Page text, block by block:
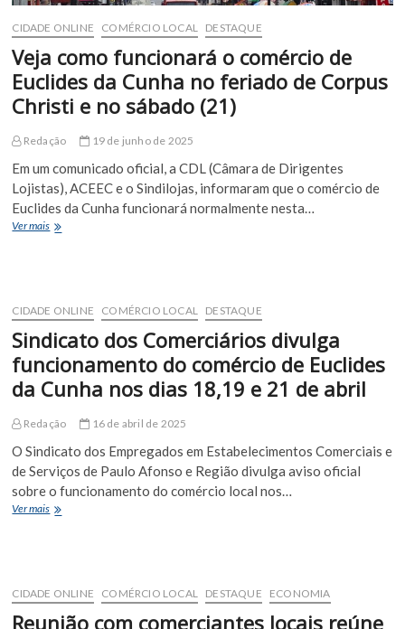
CIDADE ONLINE COMÉRCIO LOCAL DESTAQUE
Veja como funcionará o comércio de
Euclides da Cunha no feriado de Corpus
Christi e no sábado (21)
Redação 19 de junho de 2025
Em um comunicado oficial, a CDL (Câmara de Dirigentes
Lojistas), ACEEC e o Sindilojas, informaram que o comércio de
Euclides da Cunha funcionará normalmente nesta…
Ver maisVeja
de
Euclides
da
Cunha
no
feriado
Corpus
e
no
sábado
(21)
CIDADE ONLINE COMÉRCIO LOCAL DESTAQUE
Sindicato dos Comerciários divulga
funcionamento do comércio de Euclides
da Cunha nos dias 18,19 e 21 de abril
Redação 16 de abril de 2025
O Sindicato dos Empregados em Estabelecimentos Comerciais e
de Serviços de Paulo Afonso e Região divulga aviso oficial
sobre o funcionamento do comércio local nos…
Ver maisSindicato
do
comércio
de
CIDADE ONLINE COMÉRCIO LOCAL DESTAQUE ECONOMIA
Reunião com comerciantes locais reúne